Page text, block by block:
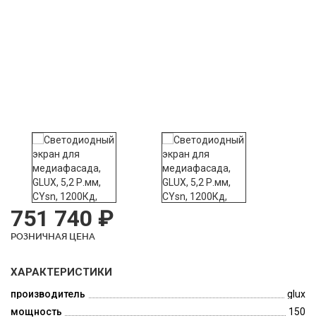
751 740 ₽
РОЗНИЧНАЯ ЦЕНА
ХАРАКТЕРИСТИКИ
производитель
glux
мощность
150